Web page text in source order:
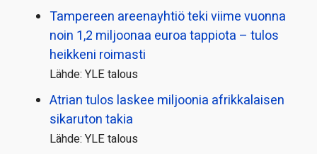
Tampereen areenayhtiö teki viime vuonna
noin 1,2 miljoonaa euroa tappiota – tulos
heikkeni roimasti
Lähde: YLE talous
Atrian tulos laskee miljoonia afrikkalaisen
sikaruton takia
Lähde: YLE talous